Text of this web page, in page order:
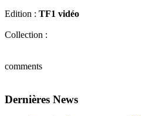
Edition : TF1 vidéo
Collection :
comments
Dernières News